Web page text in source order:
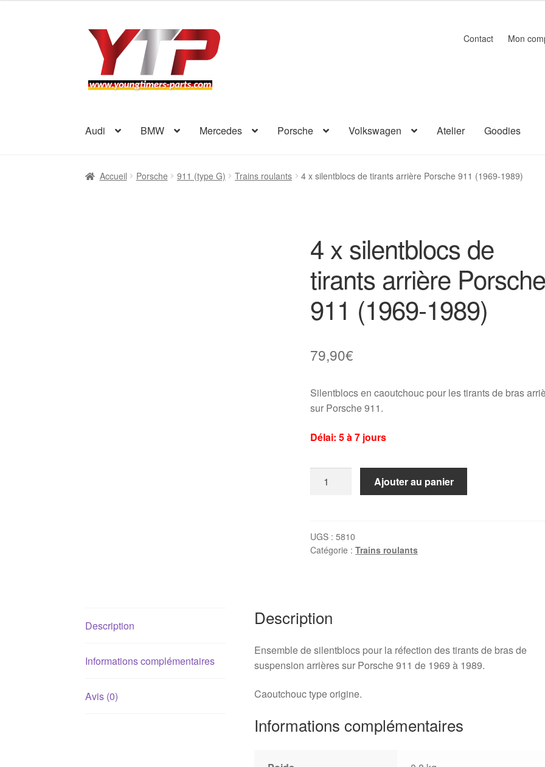
Aller
navigation
Aller
contenu
Contact Mon
Audi BMW Mercedes Porsche Volkswagen Atelier Goodies
Accueil Porsche 911 (type G) Trains roulants 4 x silentblocs de tirants arrière Porsche 911 (1969-1989)
4 x silentblocs de
tirants arrière Porsche
911 (1969-1989)
79,90€
Silentblocs en caoutchouc pour les tirants de bras
sur Porsche 911.
Délai: 5 à 7 jours
silentblocs
de
911
(1969-
Ajouter au panier
UGS :5810
Catégorie :Trains roulants
Description
Informations complémentaires
Avis (0)
Description
Ensemble de silentblocs pour la réfection des tirants de bras de
suspension arrières sur Porsche 911 de 1969 à 1989.
Caoutchouc type origine.
Informations complémentaires